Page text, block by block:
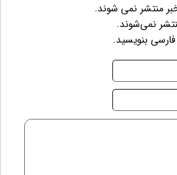
منتشر نمی شوند.
نمی‌شوند.
بنویسید.